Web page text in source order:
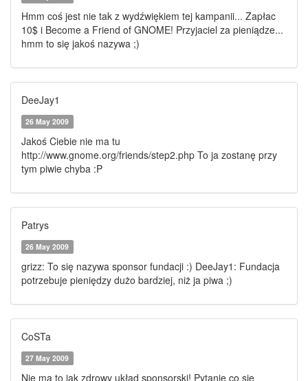
Hmm coś jest nie tak z wydźwiękiem tej kampanii... Zapłac
10$ i Become a Friend of GNOME! Przyjaciel za pieniądze...
hmm to się jakoś nazywa ;)
DeeJay1
26 May 2009
Jakoś Ciebie nie ma tu
http://www.gnome.org/friends/step2.php To ja zostanę przy
tym piwie chyba :P
Patrys
26 May 2009
grizz: To się nazywa sponsor fundacji :) DeeJay1: Fundacja
potrzebuje pieniędzy dużo bardziej, niż ja piwa ;)
CoSTa
27 May 2009
Nie ma to jak zdrowy układ sponsorski! Pytanie co się